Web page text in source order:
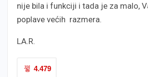
nije bila i funkciji i tada je za malo,
poplave većih razmera.
LA.R.
4.479